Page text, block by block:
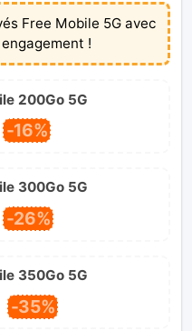
Free Mobile 5G avec
!
200Go 5G
-16%
300Go 5G
-26%
350Go 5G
-35%